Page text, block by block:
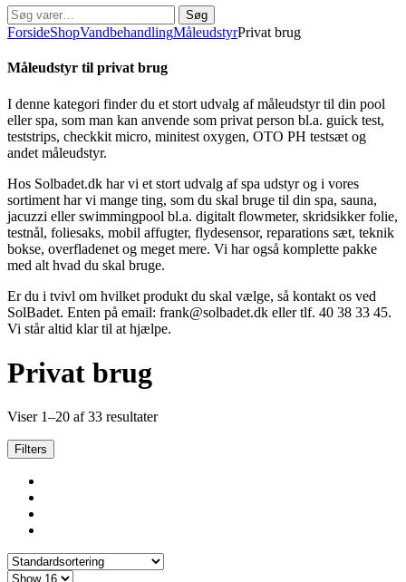
Søg
efter:
Søg
ForsideShopVandbehandlingMåleudstyrPrivat brug
Måleudstyr til privat brug
I denne kategori finder du et stort udvalg af måleudstyr til din pool
eller spa, som man kan anvende som privat person bl.a. guick test,
teststrips, checkkit micro, minitest oxygen, OTO PH testsæt og
andet måleudstyr.
Hos Solbadet.dk har vi et stort udvalg af spa udstyr og i vores
sortiment har vi mange ting, som du skal bruge til din spa, sauna,
jacuzzi eller swimmingpool bl.a. digitalt flowmeter, skridsikker folie,
testnål, foliesaks, mobil affugter, flydesensor, reparations sæt, teknik
bokse, overfladenet og meget mere. Vi har også komplette pakke
med alt hvad du skal bruge.
Er du i tvivl om hvilket produkt du skal vælge, så kontakt os ved
SolBadet. Enten på email: frank@solbadet.dk eller tlf. 40 38 33 45.
Vi står altid klar til at hjælpe.
Privat brug
Viser 1–20 af 33 resultater
Filters